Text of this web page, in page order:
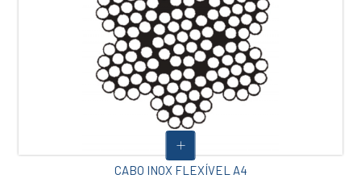
CABO INOX FLEXÍVEL A4